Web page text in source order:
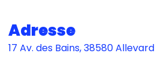
Adresse
17 Av. des Bains, 38580 Allevard